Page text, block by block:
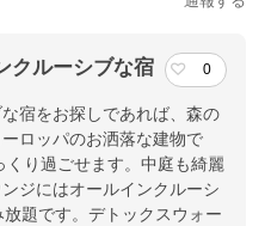
クルーシブな宿 0
宿をお探しであれば、森の
ロッパのお洒落な建物で
り過ごせます。中庭も綺麗
ジにはオールインクルーシ
題です。デトックスウォー